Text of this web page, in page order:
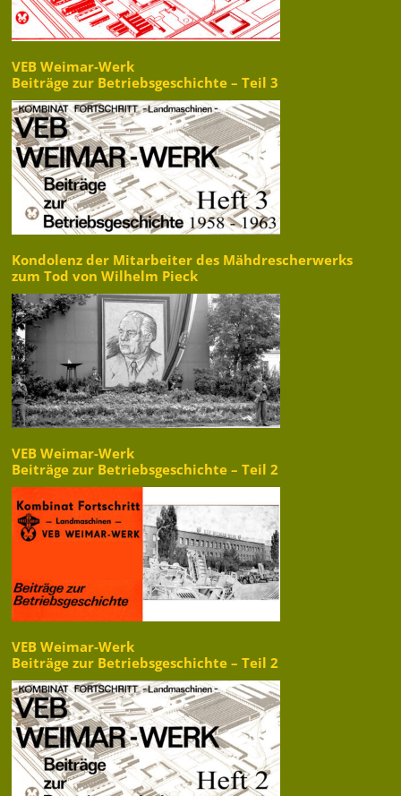
VEB Weimar-Werk
Beiträge zur Betriebsgeschichte – Teil 3
Kondolenz der Mitarbeiter des Mähdrescherwerks
zum Tod von Wilhelm Pieck
VEB Weimar-Werk
Beiträge zur Betriebsgeschichte – Teil 2
VEB Weimar-Werk
Beiträge zur Betriebsgeschichte – Teil 2